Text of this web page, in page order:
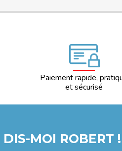
Paiement rapide,
et sécurisé
DIS-MOI ROBERT !